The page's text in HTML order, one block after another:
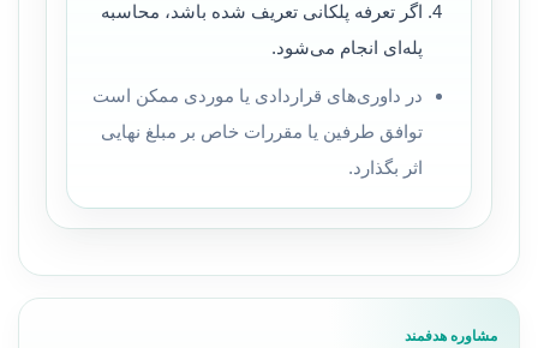
اگر تعرفه پلکانی تعریف شده باشد، محاسبه
پله‌ای انجام می‌شود.
در داوری‌های قراردادی یا موردی ممکن است
توافق طرفین یا مقررات خاص بر مبلغ نهایی
اثر بگذارد.
مشاوره هدفمند